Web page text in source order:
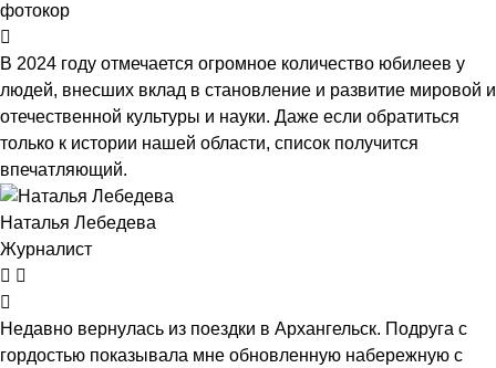
фотокор
В 2024 году отмечается огромное количество юбилеев у
людей, внесших вклад в становление и развитие мировой и
отечественной культуры и науки. Даже если обратиться
только к истории нашей области, список получится
впечатляющий.
Наталья Лебедева
Журналист
Недавно вернулась из поездки в Архангельск. Подруга с
гордостью показывала мне обновленную набережную с